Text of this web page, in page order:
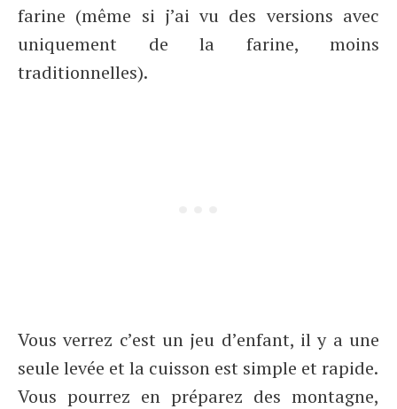
farine (même si j’ai vu des versions avec
uniquement de la farine, moins
traditionnelles).
Vous verrez c’est un jeu d’enfant, il y a une
seule levée et la cuisson est simple et rapide.
Vous pourrez en préparez des montagne,